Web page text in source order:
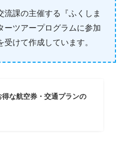
流課の主催する『ふくしま
ーツアープログラムに参加
けて作成しています。
得な航空券・交通プランの